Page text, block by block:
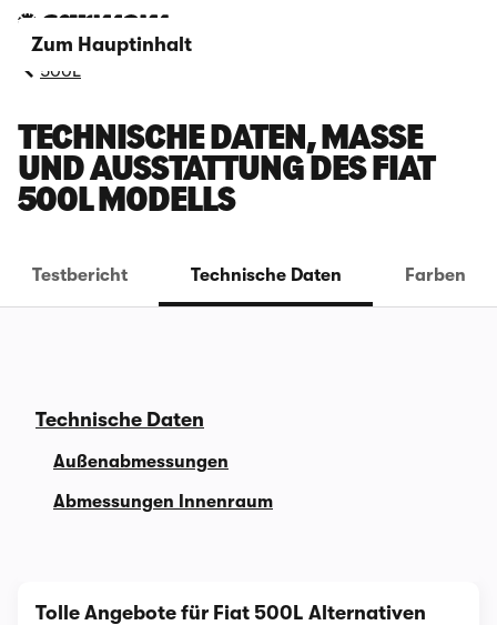
Zum Hauptinhalt
500L
TECHNISCHE DATEN, MASSE U
ND AUSSTATTUNG DES FIAT 5
00L MODELLS
Testbericht Technische Daten Farben
Technische Daten
Außenabmessungen
Abmessungen Innenraum
Tolle Angebote für Fiat 500L Alternativen